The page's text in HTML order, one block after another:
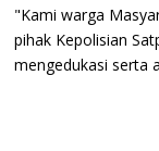
"Kami warga
pihak Kepolisian
mengedukasi serta